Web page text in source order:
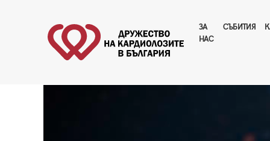
ЗА
НАС
CЪБИТИЯ